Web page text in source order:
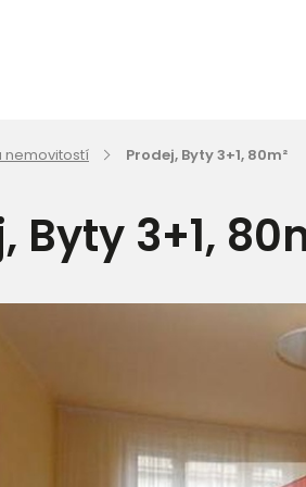
nemovitostí Prodej, Byty 3+1, 80m²
Byty 3+1,